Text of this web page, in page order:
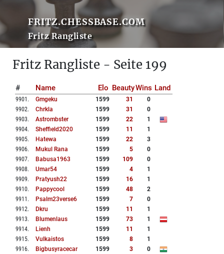
FRITZ.CHESSBASE.COM
Fritz Rangliste
Fritz Rangliste - Seite 199
# Name Elo BeautyWins Land
9901 . Gmgeku 1599 31
0
9902. Chrkla 1599 31
0
9903. Astrombster 1599 22
1
9904. Sheffield2020 1599 11
1
9905. Hatewa 1599 22
3
9906. Mukul Rana 1599 5
0
9907. Babusa1963 1599 109
0
9908. Umar54 1599 4
1
9909. Pratyush22 1599 16
1
9910. Pappycool 1599 48
2
9911 . Psalm23verse6 1599 7
0
9912. Dkru 1599 11
1
9913. Blumenlaus 1599 73
1
9914. Lienh 1599 11
1
9915. Vulkaistos 1599 8
1
9916. Bigbusyracecar 1599 3
0